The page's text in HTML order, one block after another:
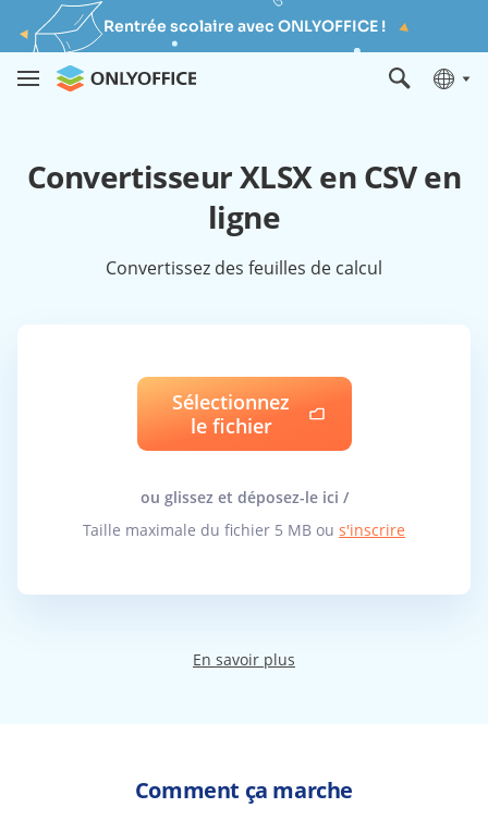
Rentrée scolaire avec ONLYOFFICE !
Convertisseur XLSX en CSV en
ligne
Convertissez des feuilles de calcul
Sélectionnez
le fichier
ou glissez et déposez-le ici /
Taille maximale du fichier 5 MB ou s'inscrire
En savoir plus
Comment ça marche